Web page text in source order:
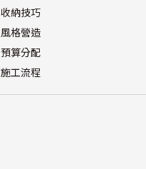
收納技巧
風格營造
預算分配
施工流程